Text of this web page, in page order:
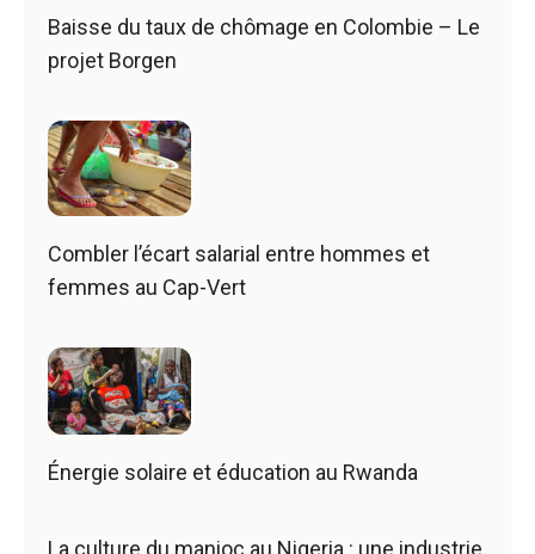
Baisse du taux de chômage en Colombie – Le
projet Borgen
Combler l’écart salarial entre hommes et
femmes au Cap-Vert
Énergie solaire et éducation au Rwanda
La culture du manioc au Nigeria : une industrie